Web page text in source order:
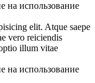
на использование
elit. Atque saepe
vero reiciendis
illum vitae
на использование